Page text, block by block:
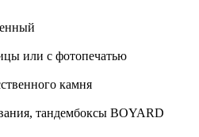
или с фотопечатью
камня
тандембоксы BOYARD